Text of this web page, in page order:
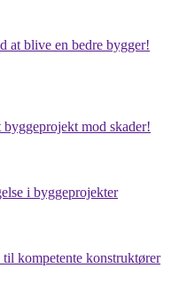
at blive en bedre bygger!
mod skader!
i byggeprojekter
kompetente konstruktører